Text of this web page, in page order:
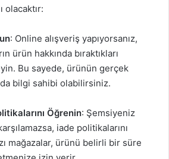
olacaktır:
: Online alışveriş yapıyorsanız,
ürün hakkında bıraktıkları
Bu sayede, ürünün gerçek
bilgi sahibi olabilirsiniz.
Öğrenin: Şemsiyeniz
iade politikalarını
mağazalar, ürünü belirli bir süre